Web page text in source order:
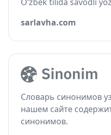
sarlavha.com
Словарь синонимов
нашем сайте
синонимов.